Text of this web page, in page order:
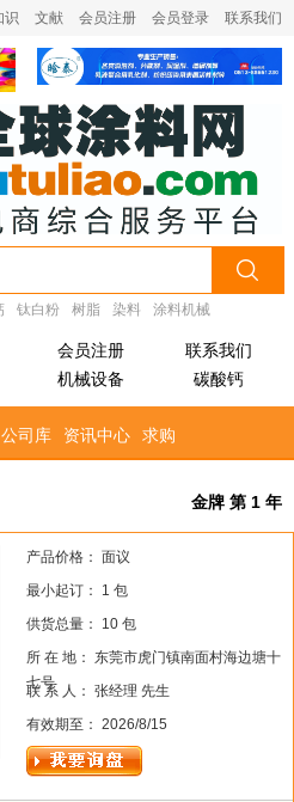
识 文献 会员注册 会员登录 联系我们
钛白粉 树脂 染料 涂料机械
会员注册
联系我们
机械设备 碳酸钙
公司库 资讯中心 求购
金牌 第 1 年
产品价格： 面议
最小起订： 1 包
供货总量： 10 包
所 在 地： 东莞市虎门镇南面村海边塘十
七号
联 系 人： 张经理 先生
有效期至： 2026/8/15